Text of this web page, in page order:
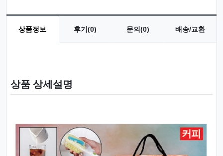
상품정보 후기(0) 문의(0) 배송/교환
상품 상세설명